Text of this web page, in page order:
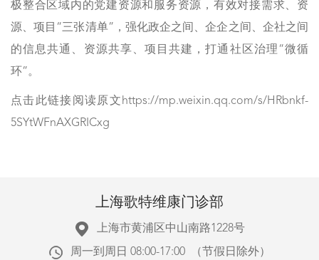
极整合区域内的党建资源和服务资源，有效对接需求、资
源、项目“三张清单”，强化政企之间、企企之间、企社之间
的信息共通、资源共享、项目共建，打通社区治理“微循
环”。
点击此链接阅读原文https://mp.weixin.qq.com/s/HRbnkf-
5SYtWFnAXGRICxg
上海歌特维康门诊部
上海市黄浦区中山南路1228号
周一到周日 08:00-17:00 （节假日除外）